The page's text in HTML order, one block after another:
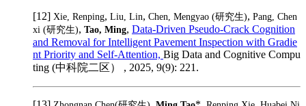
[12] Xie, Renping, Liu, Lin, Chen, Mengyao (研究生), Pang, Chen
xi (研究生), Tao, Ming, Data-Driven Pseudo-Crack Cognition
and Removal for Intelligent Pavement Inspection with Gradie
nt Priority and Self-Attention, Big Data and Cognitive Compu
ting (中科院二区） , 2025, 9(9): 221.